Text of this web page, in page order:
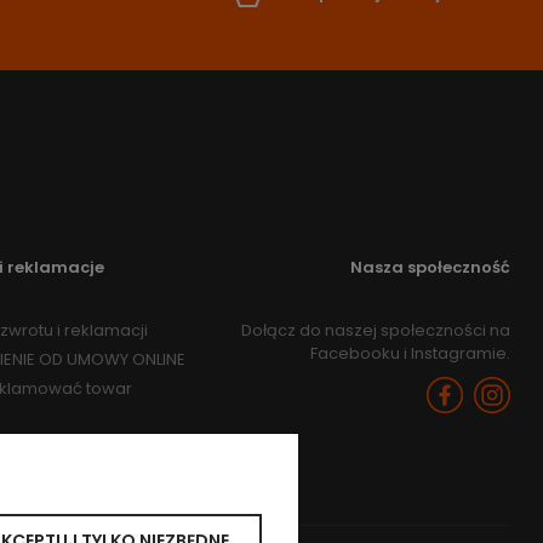
reklamacje
i reklamacji
OD UMOWY ONLINE
towar
Nasza społeczność
Dołącz do naszej społeczności na
Facebooku i Instagramie.